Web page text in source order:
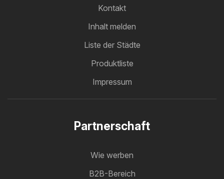
Kontakt
Inhalt melden
Liste der Städte
Produktliste
Impressum
Partnerschaft
Wie werben
B2B-Bereich